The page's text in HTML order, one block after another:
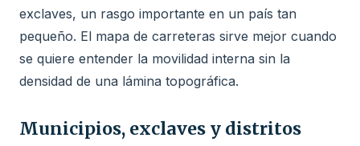
exclaves, un rasgo importante en un país tan
pequeño. El mapa de carreteras sirve mejor cuando
se quiere entender la movilidad interna sin la
densidad de una lámina topográfica.
Municipios, exclaves y distritos